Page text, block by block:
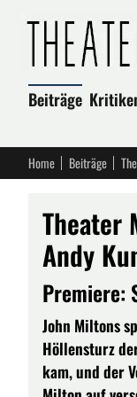
Beiträge
Home Beiträge
Theater
Andy
Premiere:
John Miltons
Höllensturz
kam, und der